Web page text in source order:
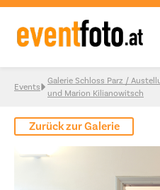
Skip to content
Events
Galerie Schloss Parz /
und Marion Kilianowitsch
Zurück zur Galerie